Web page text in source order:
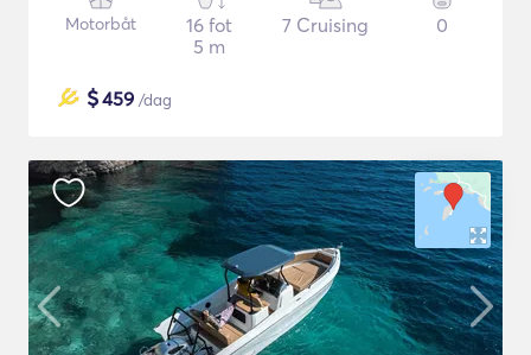
Motorbåt
16 fot
5 m
7 Cruising 0
$459 /dag